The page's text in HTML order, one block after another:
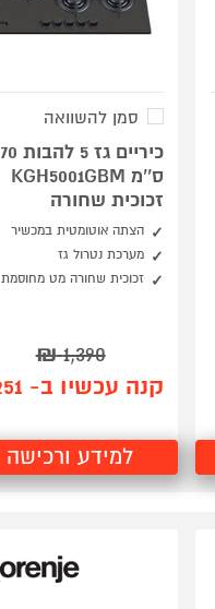
סמן להשוואה
כיריים גז 5 להבות 70
ס‘‘מ KGH5001GBM
זכוכית שחורה
הצתה אוטומטית במכשיר
מערכת נטרול גז
זכוכית שחורה מט מחוסמת
1,390
₪
קנה עכשיו ב- 1,251
למידע ורכישה